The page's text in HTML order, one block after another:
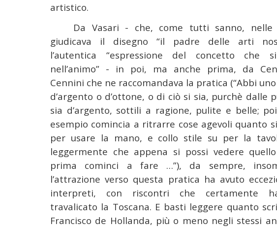
artistico.
Da Vasari - che, come tutti sanno, nelle
giudicava il disegno “il padre delle arti
l’autentica “espressione del concetto che
nell’animo” - in poi, ma anche prima, da
Cennini che ne raccomandava la pratica (“Abbi
d’argento o d’ottone, o di ciò si sia, purchè dalle
sia d’argento, sottili a ragione, pulite e belle;
esempio comincia a ritrarre cose agevoli quanto
per usare la mano, e collo stile su per la
leggermente che appena si possi vedere
prima cominci a fare …”), da sempre,
l’attrazione verso questa pratica ha avuto
interpreti, con riscontri che certamente
travalicato la Toscana. E basti leggere quanto
Francisco de Hollanda, più o meno negli stessi